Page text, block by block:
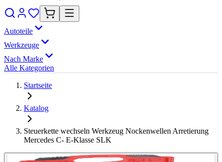
Autoteile
Werkzeuge
Nach Marke
Alle Kategorien
Startseite
Katalog
Steuerkette wechseln Werkzeug Nockenwellen Arretierung
Mercedes C- E-Klasse SLK